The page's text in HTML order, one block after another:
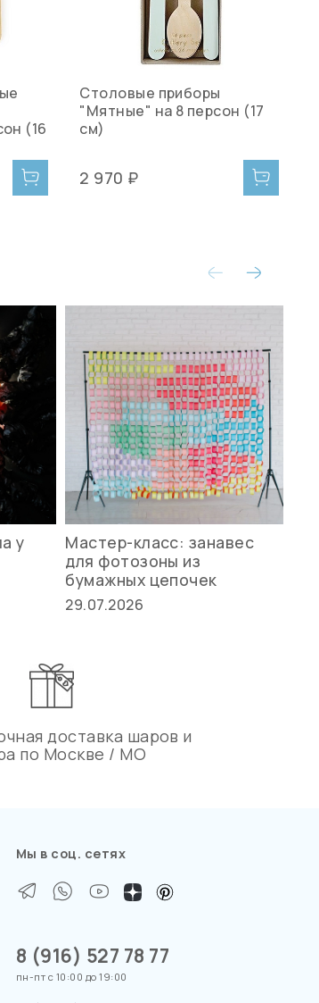
(16
Столовые приборы
"Мятные" на 8 персон (17
см)
2 970 ₽
у
Мастер-класс: занавес
для фотозоны из
бумажных цепочек
29.07.2026
доставка шаров и
по Москве / МО
Мы в соц. сетях
8 (916) 527 78 77
пн-пт с 10:00 до 19:00